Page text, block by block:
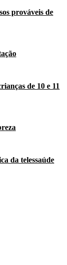
prováveis de
de 10 e 11
da telessaúde